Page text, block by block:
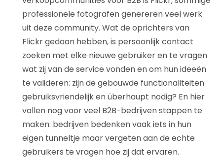
professionele fotografen genereren veel werk
uit deze community. Wat de oprichters van
Flickr gedaan hebben, is persoonlijk contact
zoeken met elke nieuwe gebruiker en te vragen
wat zij van de service vonden en om hun ideeën
te valideren: zijn de gebouwde functionaliteiten
gebruiksvriendelijk en überhaupt nodig? En hier
vallen nog voor veel B2B-bedrijven stappen te
maken: bedrijven bedenken vaak iets in hun
eigen tunneltje maar vergeten aan de echte
gebruikers te vragen hoe zij dat ervaren.